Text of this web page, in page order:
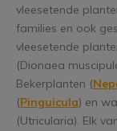
vleesetende
families en ook
vleesetende
(Dionaea
Bekerplanten (
(Pinguicula) en
(Utricularia). Elk